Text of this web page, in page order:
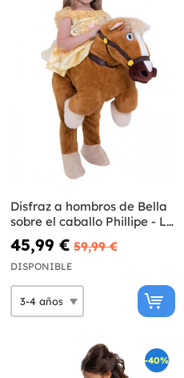
Disfraz a hombros de Bella
sobre el caballo Phillipe - La
Bella y la Bestia
45,99 € 59,99 €
DISPONIBLE
-40%